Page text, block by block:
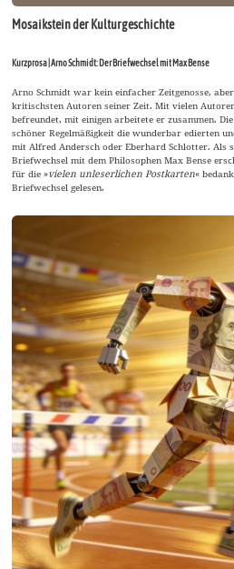
Mosaikstein der Kulturgeschichte
Kurzprosa | Arno Schmidt: Der Briefwechsel mit Max Bense
Arno Schmidt war kein einfacher Zeitgenosse,
kritischsten Autoren seiner Zeit. Mit vielen
befreundet, mit einigen arbeitete er zusammen.
schöner Regelmäßigkeit die wunderbar edierten
mit Alfred Andersch oder Eberhard Schlotter. Als
Briefwechsel mit dem Philosophen Max Bense
für die »vielen unleserlichen Postkarten«
Briefwechsel gelesen.